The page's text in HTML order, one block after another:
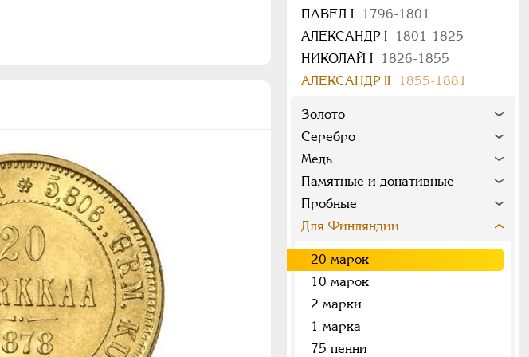
ПАВЕЛ I
1796-1801
АЛЕКСАНДР I
1801-1825
НИКОЛАЙ I
1826-1855
АЛЕКСАНДР II
1855-1881
Золото
Серебро
Медь
Памятные и донативные
Пробные
Для Финляндии
20 марок
10 марок
2 марки
1 марка
75 пенни